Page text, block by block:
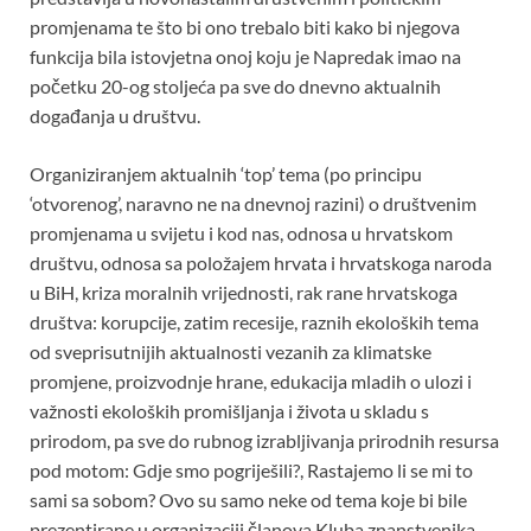
promjenama te što bi ono trebalo biti kako bi njegova
funkcija bila istovjetna onoj koju je Napredak imao na
početku 20-og stoljeća pa sve do dnevno aktualnih
događanja u društvu.
Organiziranjem aktualnih ‘top’ tema (po principu
‘otvorenog’, naravno ne na dnevnoj razini) o društvenim
promjenama u svijetu i kod nas, odnosa u hrvatskom
društvu, odnosa sa položajem hrvata i hrvatskoga naroda
u BiH, kriza moralnih vrijednosti, rak rane hrvatskoga
društva: korupcije, zatim recesije, raznih ekoloških tema
od sveprisutnijih aktualnosti vezanih za klimatske
promjene, proizvodnje hrane, edukacija mladih o ulozi i
važnosti ekoloških promišljanja i života u skladu s
prirodom, pa sve do rubnog izrabljivanja prirodnih resursa
pod motom: Gdje smo pogriješili?, Rastajemo li se mi to
sami sa sobom? Ovo su samo neke od tema koje bi bile